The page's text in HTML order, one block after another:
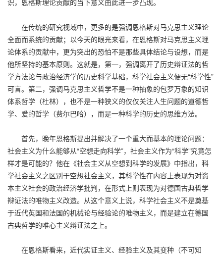
在传统的研究视域中，更多的是强调恩格斯对马克思主义理论
全面而系统的贡献；以今天的眼光来看，在恩格斯对马克思主义理
论体系的贡献中，更为突出的恐怕不是那些具体结论与设想，而是
他所坚持的基本原则。这就是，第一，强调离开了历史辩证法的哲
学方法论与政治经济学的历史科学基础，科学社会主义便无“科学性”
可言。第二，强调马克思主义哲学不是一种抽象的包罗万象的知识
体系哲学（杜林），也不是一种狭义的仅仅关注人生问题的道德哲
学、爱的哲学（费尔巴哈），而是一种科学的历史的思维方法。
首先，晚年恩格斯提出并解决了一个重大而基本的理论问题：
社会主义为什么能够从“空想走向科学”，社会主义作为“科学”究竟怎
样才是可能的？他在《社会主义从空想到科学的发展》中指出，科
学社会主义之区别于空想社会主义，其科学性在内容上表现为对资
本主义社会的政治经济学批判，在形式上则表现为对德国古典哲学
辩证法的唯物主义改造。从这个意义上说，科学社会主义不是奠基
于近代英国和法国的机械论与经验论的唯物主义，而是建立在德国
古典哲学的唯心主义辩证法之上。
在恩格斯看来，近代实证主义、经验主义及其变种（不可知